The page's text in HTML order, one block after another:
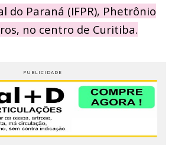
do Paraná (IFPR), Phetrônio
no centro de Curitiba.